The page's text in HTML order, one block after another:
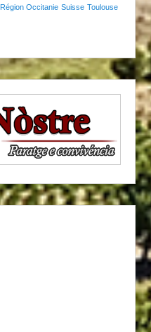
Région Occitanie Suisse Toulouse